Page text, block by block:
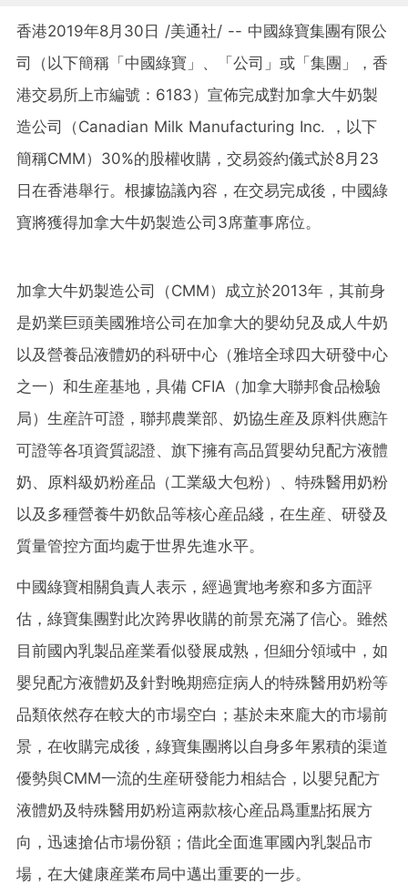
香港2019年8月30日 /美通社/ -- 中國綠寶集團有限公
司（以下簡稱「中國綠寶」、「公司」或「集團」，香
港交易所上市編號：6183）宣佈完成對加拿大牛奶製
造公司（Canadian Milk Manufacturing Inc.
， 以下
簡稱CMM）30%的股權收購，交易簽約儀式於8月23
日在香港舉行。根據協議內容，在交易完成後，中國綠
寶將獲得加拿大牛奶製造公司3席董事席位。
加拿大牛奶製造公司（CMM）成立於2013年，其前身
是奶業巨頭美國雅培公司在加拿大的嬰幼兒及成人牛奶
以及營養品液體奶的科研中心（雅培全球四大研發中心
之一）和生産基地，具備 CFIA（加拿大聯邦食品檢驗
局）生産許可證，聯邦農業部、奶協生産及原料供應許
可證等各項資質認證、旗下擁有高品質嬰幼兒配方液體
奶、原料級奶粉産品（工業級大包粉）、特殊醫用奶粉
以及多種營養牛奶飲品等核心産品綫，在生産、研發及
質量管控方面均處于世界先進水平。
中國綠寶相關負責人表示，經過實地考察和多方面評
估，綠寶集團對此次跨界收購的前景充滿了信心。雖然
目前國內乳製品産業看似發展成熟，但細分領域中，如
嬰兒配方液體奶及針對晚期癌症病人的特殊醫用奶粉等
品類依然存在較大的市場空白；基於未來龐大的市場前
景，在收購完成後，綠寶集團將以自身多年累積的渠道
優勢與CMM一流的生産研發能力相結合，以嬰兒配方
液體奶及特殊醫用奶粉這兩款核心産品爲重點拓展方
向，迅速搶佔市場份額；借此全面進軍國內乳製品市
場，在大健康産業布局中邁出重要的一步。